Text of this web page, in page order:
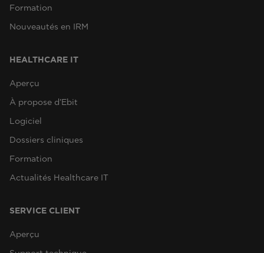
Formation
Nouveautés en IRM
HEALTHCARE IT
Aperçu
À propose d’Ebit
Logiciel
Dossiers cliniques
Formation
Actualités Healthcare IT
SERVICE CLIENT
Aperçu